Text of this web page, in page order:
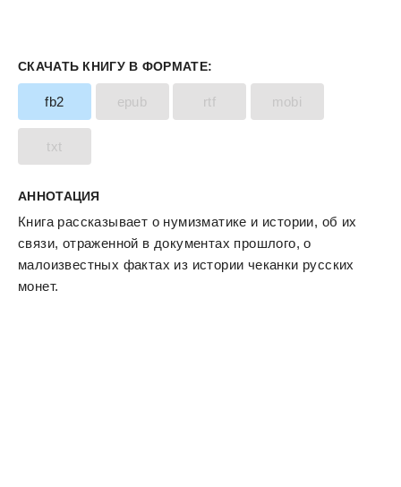
СКАЧАТЬ КНИГУ В ФОРМАТЕ:
fb2 epub rtf mobi
txt
АННОТАЦИЯ
Книга рассказывает о нумизматике и истории, об их
связи, отраженной в документах прошлого, о
малоизвестных фактах из истории чеканки русских
монет.